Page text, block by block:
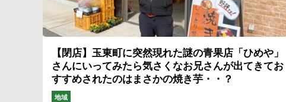
【閉店】玉東町に突然現れた謎の青果店「ひめや」
さんにいってみたら気さくなお兄さんが出てきてお
すすめされたのはまさかの焼き芋・・？
地域